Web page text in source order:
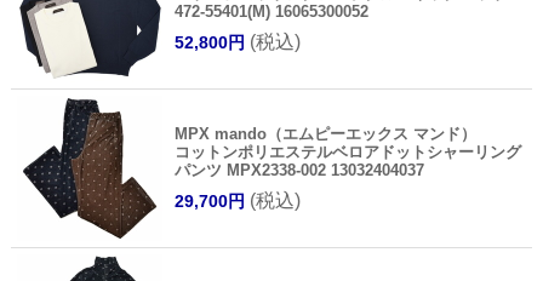
472-55401(M) 16065300052
52,800円 (税込)
MPX mando（エムピーエックス マンド）
コットンポリエステルベロアドットシャーリング
パンツ MPX2338-002 13032404037
29,700円 (税込)